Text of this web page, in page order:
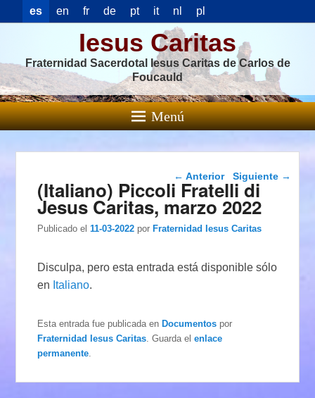
es en fr de pt it nl pl
Iesus Caritas
Fraternidad Sacerdotal Iesus Caritas de Carlos de
Foucauld
Menú
Navegación de
entradas
← Anterior Siguiente →
(Italiano) Piccoli Fratelli di
Jesus Caritas, marzo 2022
Publicado el 11-03-2022 porFraternidad Iesus Caritas
Disculpa, pero esta entrada está disponible sólo
en Italiano.
Esta entrada fue publicada enDocumentos por
Fraternidad Iesus Caritas . Guarda elenlace
permanente